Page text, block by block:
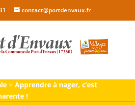
contact@portdenvaux.fr
> Apprendre à nager, c’est
!